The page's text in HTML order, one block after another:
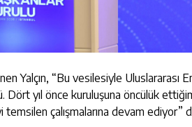
Yalçın, “Bu vesilesiyle Uluslararası
yıl önce kuruluşuna öncülük
çalışmalarına devam ediyor”